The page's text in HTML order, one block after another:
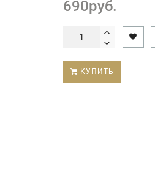
690руб.
КУПИТЬ